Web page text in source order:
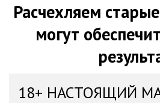
Расчехляем
могут
18+ НАСТОЯЩИЙ